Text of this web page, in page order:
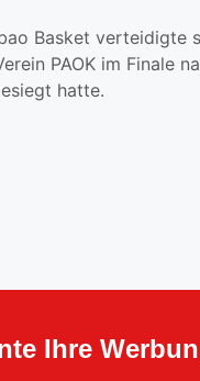
Basket verteidigte
PAOK im Finale
hatte.
Ihre